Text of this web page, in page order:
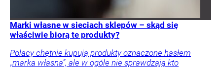
Marki własne w sieciach sklepów – skąd się
właściwie biorą te produkty?
Polacy chętnie kupują produkty oznaczone hasłem
„marka własna”, ale w ogóle nie sprawdzają kto